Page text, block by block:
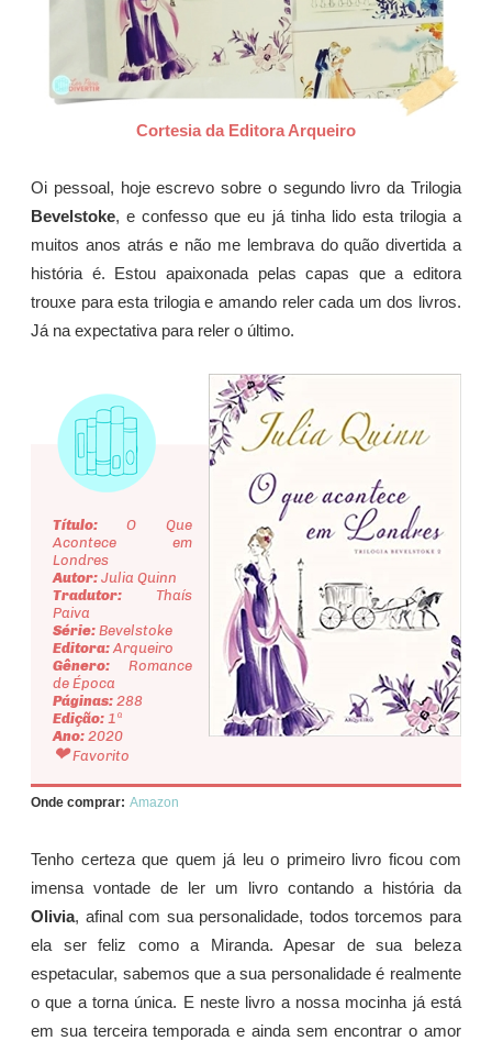
Cortesia da Editora Arqueiro
Oi pessoal, hoje escrevo sobre o segundo livro da Trilogia
Bevelstoke, e confesso que eu já tinha lido esta trilogia a
muitos anos atrás e não me lembrava do quão divertida a
história é. Estou apaixonada pelas capas que a editora
trouxe para esta trilogia e amando reler cada um dos livros.
Já na expectativa para reler o último.
Título:O Que
Acontece em
Londres
Autor:Julia Quinn
Tradutor:Thaís
Paiva
Série:Bevelstoke
Editora:Arqueiro
Gênero:Romance
de Época
Páginas:288
Edição:1ª
Ano:2020
❤Favorito
Onde comprar: Amazon
Tenho certeza que quem já leu o primeiro livro ficou com
imensa vontade de ler um livro contando a história da
Olivia, afinal com sua personalidade, todos torcemos para
ela ser feliz como a Miranda. Apesar de sua beleza
espetacular, sabemos que a sua personalidade é realmente
o que a torna única. E neste livro a nossa mocinha já está
em sua terceira temporada e ainda sem encontrar o amor